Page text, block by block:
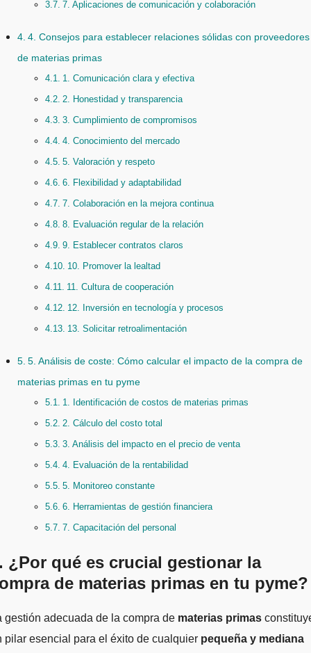
7. Aplicaciones de comunicación y colaboración
4. Consejos para establecer relaciones sólidas con proveedores
de materias primas
1. Comunicación clara y efectiva
2. Honestidad y transparencia
3. Cumplimiento de compromisos
4. Conocimiento del mercado
5. Valoración y respeto
6. Flexibilidad y adaptabilidad
7. Colaboración en la mejora continua
8. Evaluación regular de la relación
9. Establecer contratos claros
10. Promover la lealtad
11. Cultura de cooperación
12. Inversión en tecnología y procesos
13. Solicitar retroalimentación
5. Análisis de coste: Cómo calcular el impacto de la compra de
materias primas en tu pyme
1. Identificación de costos de materias primas
2. Cálculo del costo total
3. Análisis del impacto en el precio de venta
4. Evaluación de la rentabilidad
5. Monitoreo constante
6. Herramientas de gestión financiera
7. Capacitación del personal
¿Por qué es crucial gestionar la
de materias primas en tu pyme?
gestión adecuada de la compra de materias primas
pilar esencial para el éxito de cualquier pequeña y mediana